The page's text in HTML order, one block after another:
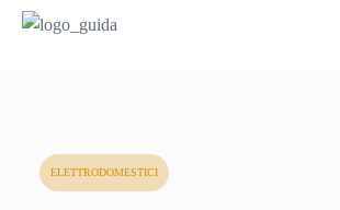
ELETTRODOMESTICI